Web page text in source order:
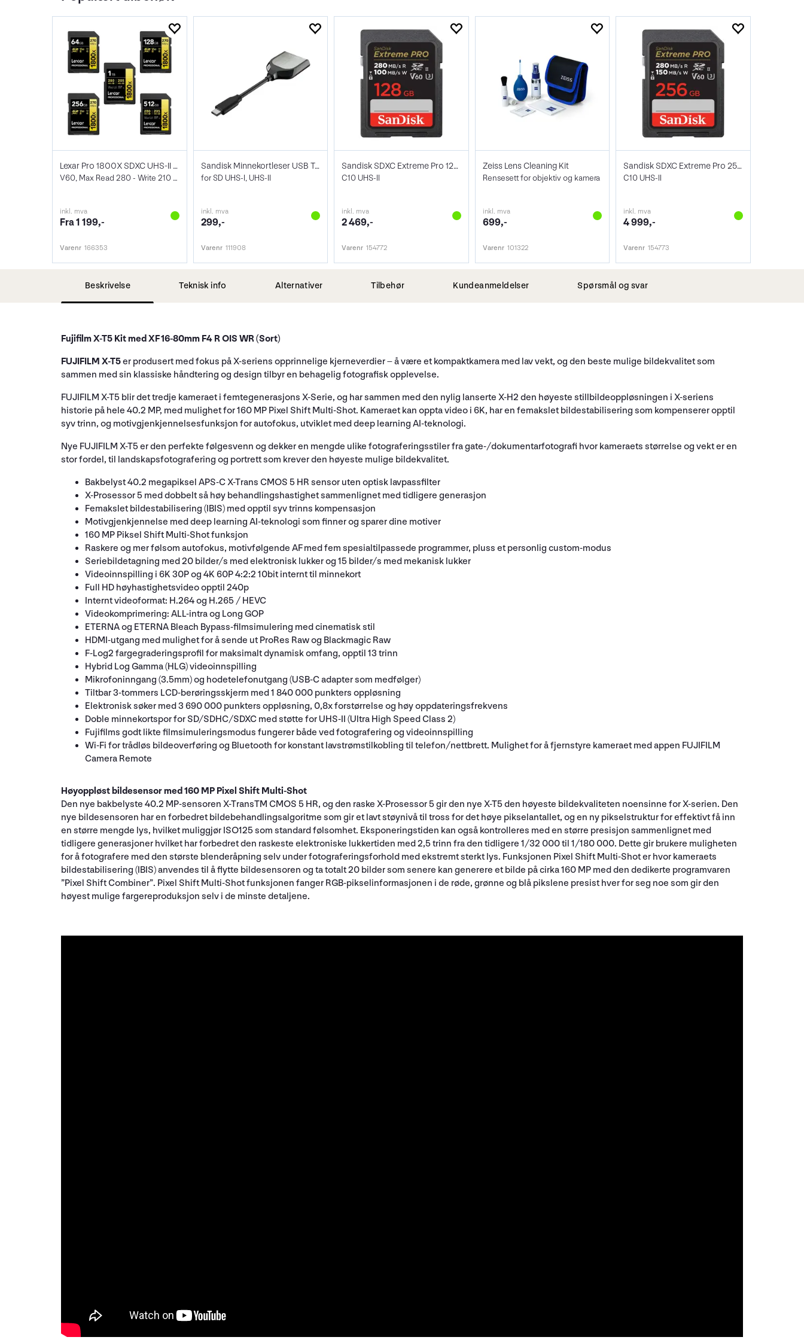
Lexar Pro 1800X SDXC UHS-II U3
V60, Max Read 280 - Write 210 MB/s
inkl. mva
Fra 1 199,-
Varenr 166353
Sandisk Minnekortleser USB Type-C
for SD UHS-I, UHS-II
inkl. mva
299,-
Varenr 111908
Sandisk SDXC Extreme Pro 128GB V60
C10 UHS-II
inkl. mva
2 469,-
Varenr 154772
Zeiss Lens Cleaning Kit
Rensesett for objektiv og kamera
inkl. mva
699,-
Varenr 101322
Sandisk SDXC Extreme Pro 256GB V60
C10 UHS-II
inkl. mva
4 999,-
Varenr 154773
Beskrivelse Teknisk info Alternativer Tilbehør Kundeanmeldelser Spørsmål og svar
Fujifilm X-T5 Kit med XF 16-80mm F4 R OIS WR (Sort)
FUJIFILM X-T5er produsert med fokus på X-seriens opprinnelige kjerneverdier – å være et kompaktkamera med lav vekt, og den beste mulige bildekvalitet som
sammen med sin klassiske håndtering og design tilbyr en behagelig fotografisk opplevelse.
FUJIFILM X-T5 blir det tredje kameraet i femtegenerasjons X-Serie, og har sammen med den nylig lanserte X-H2 den høyeste stillbildeoppløsningen i X-seriens
historie på hele 40.2 MP, med mulighet for 160 MP Pixel Shift Multi-Shot. Kameraet kan oppta video i 6K, har en femakslet bildestabilisering som kompenserer opptil
syv trinn, og motivgjenkjennelsesfunksjon for autofokus, utviklet med deep learning AI-teknologi.
Nye FUJIFILM X-T5 er den perfekte følgesvenn og dekker en mengde ulike fotograferingsstiler fra gate-/dokumentarfotografi hvor kameraets størrelse og vekt er en
stor fordel, til landskapsfotografering og portrett som krever den høyeste mulige bildekvalitet.
Bakbelyst 40.2 megapiksel APS-C X-Trans CMOS 5 HR sensor uten optisk lavpassfilter
X-Prosessor 5 med dobbelt så høy behandlingshastighet sammenlignet med tidligere generasjon
Femakslet bildestabilisering (IBIS) med opptil syv trinns kompensasjon
Motivgjenkjennelse med deep learning AI-teknologi som finner og sparer dine motiver
160 MP Piksel Shift Multi-Shot funksjon
Raskere og mer følsom autofokus, motivfølgende AF med fem spesialtilpassede programmer, pluss et personlig custom-modus
Seriebildetagning med 20 bilder/s med elektronisk lukker og 15 bilder/s med mekanisk lukker
Videoinnspilling i 6K 30P og 4K 60P 4:2:2 10bit internt til minnekort
Full HD høyhastighetsvideo opptil 240p
Internt videoformat: H.264 og H.265 / HEVC
Videokomprimering: ALL-intra og Long GOP
ETERNA og ETERNA Bleach Bypass-filmsimulering med cinematisk stil
HDMI-utgang med mulighet for å sende ut ProRes Raw og Blackmagic Raw
F-Log2 fargegraderingsprofil for maksimalt dynamisk omfang, opptil 13 trinn
Hybrid Log Gamma (HLG) videoinnspilling
Mikrofoninngang (3.5mm) og hodetelefonutgang (USB-C adapter som medfølger)
Tiltbar 3-tommers LCD-berøringsskjerm med 1 840 000 punkters oppløsning
Elektronisk søker med 3 690 000 punkters oppløsning, 0,8x forstørrelse og høy oppdateringsfrekvens
Doble minnekortspor for SD/SDHC/SDXC med støtte for UHS-II (Ultra High Speed Class 2)
Fujifilms godt likte filmsimuleringsmodus fungerer både ved fotografering og videoinnspilling
Wi-Fi for trådløs bildeoverføring og Bluetooth for konstant lavstrømstilkobling til telefon/nettbrett. Mulighet for å fjernstyre kameraet med appen FUJIFILM
Camera Remote
Høyoppløst bildesensor med 160 MP Pixel Shift Multi-Shot
Den nye bakbelyste 40.2 MP-sensoren X-TransTM CMOS 5 HR, og den raske X-Prosessor 5 gir den nye X-T5 den høyeste bildekvaliteten noensinne for X-serien. Den
nye bildesensoren har en forbedret bildebehandlingsalgoritme som gir et lavt støynivå til tross for det høye pikselantallet, og en ny pikselstruktur for effektivt få inn
en større mengde lys, hvilket muliggjør ISO125 som standard følsomhet. Eksponeringstiden kan også kontrolleres med en større presisjon sammenlignet med
tidligere generasjoner hvilket har forbedret den raskeste elektroniske lukkertiden med 2,5 trinn fra den tidligere 1/32 000 til 1/180 000. Dette gir brukere muligheten
for å fotografere med den største blenderåpning selv under fotograferingsforhold med ekstremt sterkt lys. Funksjonen Pixel Shift Multi-Shot er hvor kameraets
bildestabilisering (IBIS) anvendes til å flytte bildesensoren og ta totalt 20 bilder som senere kan generere et bilde på cirka 160 MP med den dedikerte programvaren
”Pixel Shift Combiner”. Pixel Shift Multi-Shot funksjonen fanger RGB-pikselinformasjonen i de røde, grønne og blå pikslene presist hver for seg noe som gir den
høyest mulige fargereproduksjon selv i de minste detaljene.